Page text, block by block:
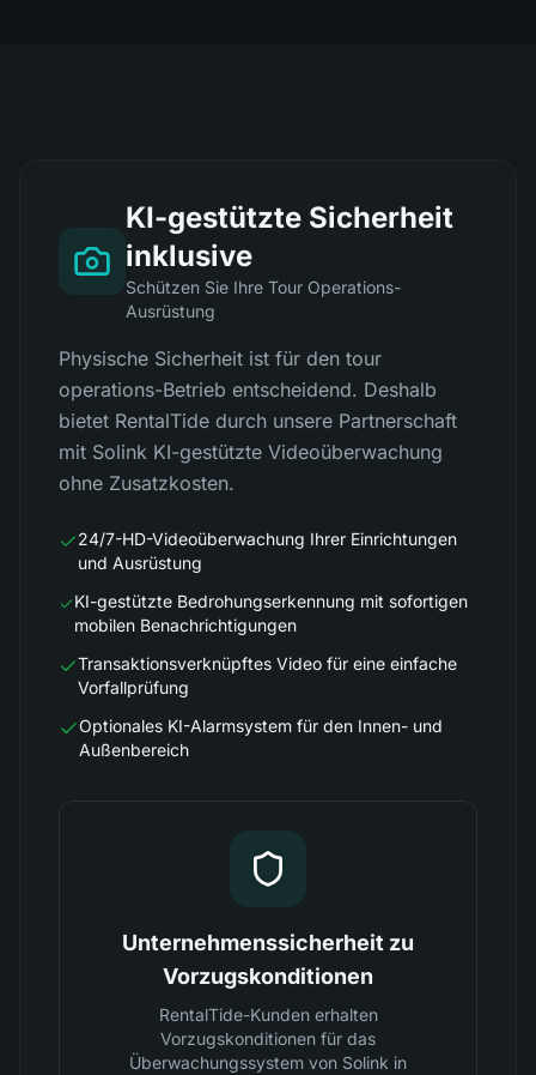
KI-gestützte Sicherheit
inklusive
Schützen Sie Ihre Tour Operations-
Ausrüstung
Physische Sicherheit ist für den tour
operations-Betrieb entscheidend. Deshalb
bietet RentalTide durch unsere Partnerschaft
mit Solink KI-gestützte Videoüberwachung
ohne Zusatzkosten.
24/7-HD-Videoüberwachung Ihrer Einrichtungen
und Ausrüstung
KI-gestützte Bedrohungserkennung mit sofortigen
mobilen Benachrichtigungen
Transaktionsverknüpftes Video für eine einfache
Vorfallprüfung
Optionales KI-Alarmsystem für den Innen- und
Außenbereich
Unternehmenssicherheit zu
Vorzugskonditionen
RentalTide-Kunden erhalten
Vorzugskonditionen für das
Überwachungssystem von Solink in